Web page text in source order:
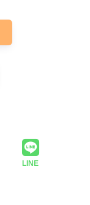
LINE